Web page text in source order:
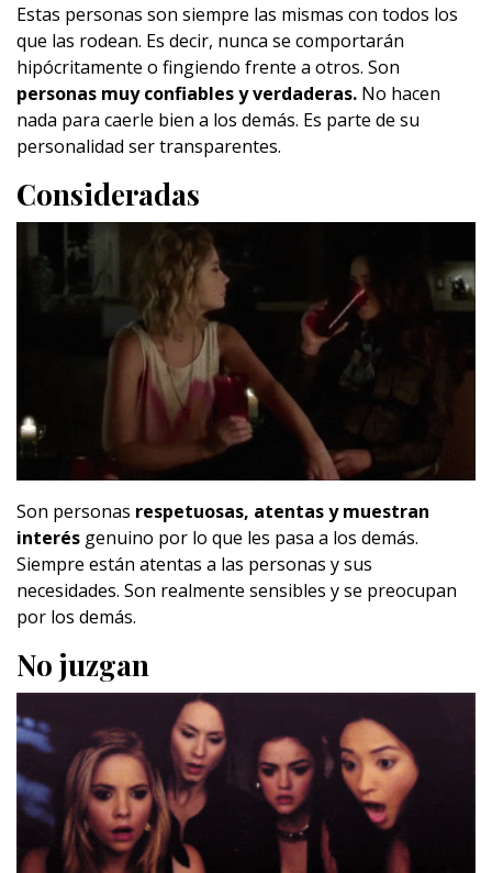
Estas personas son siempre las mismas con todos los
que las rodean. Es decir, nunca se comportarán
hipócritamente o fingiendo frente a otros. Son
personas muy confiables y verdaderas. No hacen
nada para caerle bien a los demás. Es parte de su
personalidad ser transparentes.
Consideradas
Son personas respetuosas, atentas y muestran
interés genuino por lo que les pasa a los demás.
Siempre están atentas a las personas y sus
necesidades. Son realmente sensibles y se preocupan
por los demás.
No juzgan